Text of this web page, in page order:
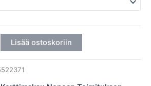
Lisää ostoskoriin